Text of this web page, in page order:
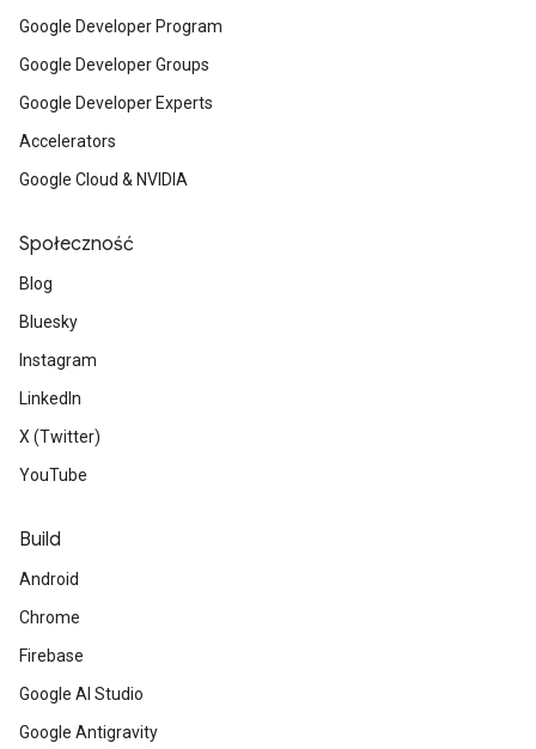
Google Developer Program
Google Developer Groups
Google Developer Experts
Accelerators
Google Cloud & NVIDIA
Społeczność
Blog
Bluesky
Instagram
LinkedIn
X (Twitter)
YouTube
Build
Android
Chrome
Firebase
Google AI Studio
Google Antigravity